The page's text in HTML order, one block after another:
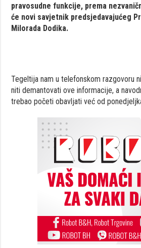
pravosudne funkcije, prema
će novi savjetnik predsjedavajućeg
Milorada Dodika.
Tegeltija nam u telefonskom razgovoru
niti demantovati ove informacije, a
trebao početi obavljati već od